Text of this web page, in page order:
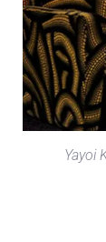
Yayoi